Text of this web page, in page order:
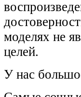
моделях не
целей.
У нас